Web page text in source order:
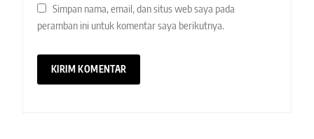
Simpan nama, email, dan situs web saya pada
peramban ini untuk komentar saya berikutnya.